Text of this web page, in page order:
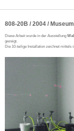
808-20B / 2004 /
Diese Arbeit wurde in der Ausstellung
gezeigt.
Die 10-teilige Installation zeichnet mittels